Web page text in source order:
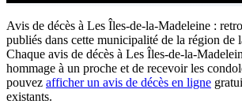
Avis de décès à Les Îles-de-la-Madeleine :
publiés dans cette municipalité de la région de
Chaque avis de décès à Les Îles-de-la-
hommage à un proche et de recevoir les
pouvez afficher un avis de décès en ligne
existants.